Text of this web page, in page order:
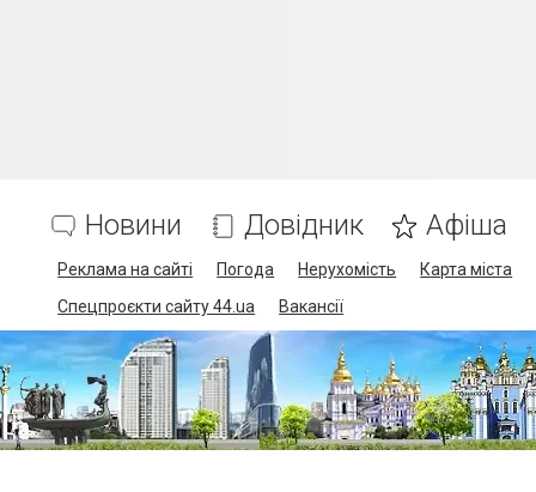
Новини Довідник Афіша
Реклама на сайті Погода Нерухомість Карта міста
Спецпроєкти сайту 44.ua
Вакансії